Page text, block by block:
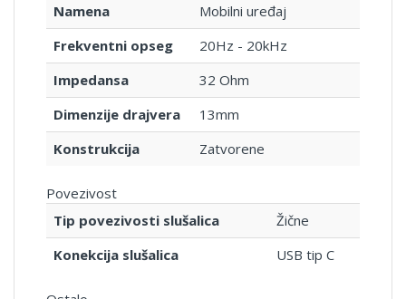
Namena
Mobilni uređaj
Frekventni opseg
20Hz - 20kHz
Impedansa
32 Ohm
Dimenzije drajvera
13mm
Konstrukcija
Zatvorene
Povezivost
Tip povezivosti slušalica
Žične
Konekcija slušalica
USB tip C